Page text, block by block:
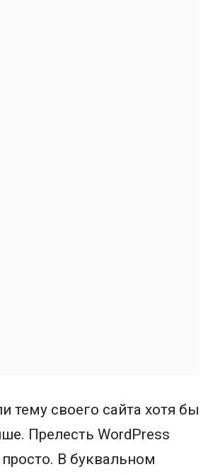
тему своего сайта хотя бы
Прелесть WordPress
В буквальном